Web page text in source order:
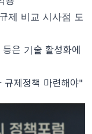
제 비교 시사점 도
은 기술 활성화에
제정책 마련해야"